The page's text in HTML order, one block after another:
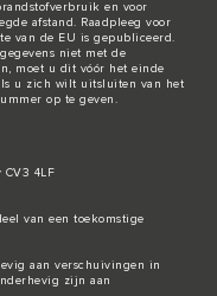
en voor
afstand. Raadpleeg voor
van de EU is gepubliceerd.
niet met de
moet u dit vóór het einde
u zich wilt uitsluiten van het
op te geven.
CV3 4LF
van een toekomstige
aan verschuivingen in
zijn aan